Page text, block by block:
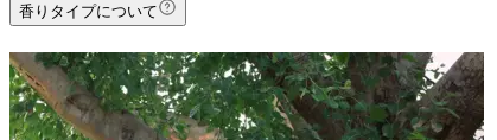
香りタイプについて